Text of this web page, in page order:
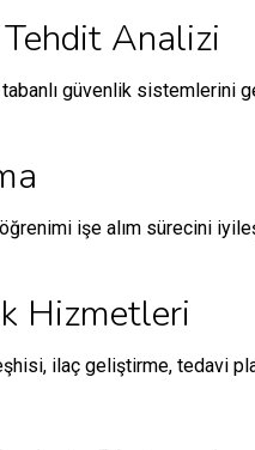
Analizi
güvenlik sistemlerini
işe alım sürecini
Hizmetleri
ilaç geliştirme, tedavi